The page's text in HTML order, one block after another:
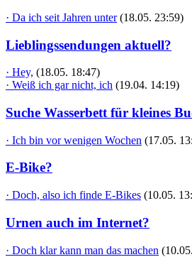
· Da ich seit Jahren unter (18.05. 23:59)
Lieblingssendungen aktuell?
· Hey, (18.05. 18:47)
· Weiß ich gar nicht, ich (19.04. 14:19)
Suche Wasserbett für kleines
· Ich bin vor wenigen Wochen (17.05.
E-Bike?
· Doch, also ich finde E-Bikes (10.05.
Urnen auch im Internet?
· Doch klar kann man das machen